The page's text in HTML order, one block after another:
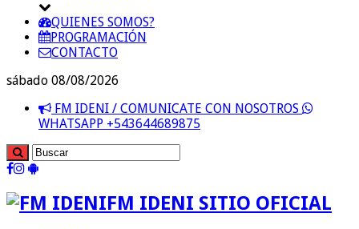
QUIENES SOMOS?
PROGRAMACIÓN
CONTACTO
sábado 08/08/2026
FM IDENI / COMUNICATE CON NOSOTROS
WHATSAPP +543644689875
FM IDENI SITIO OFICIAL